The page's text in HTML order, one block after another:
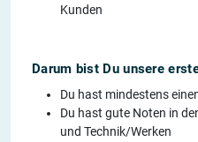
Kunden
Darum bist Du unsere
Du hast mindestens
Du hast gute Noten in
und Technik/Werken